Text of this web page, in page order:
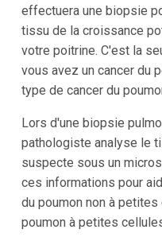
effectuera une biopsie
tissu de la croissance
votre poitrine. C'est la
vous avez un cancer du
type de cancer du
Lors d'une biopsie
pathologiste analyse le
suspecte sous un
ces informations pour
du poumon non à
poumon à petites